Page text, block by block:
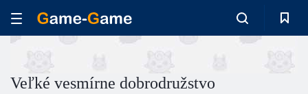
Veľké vesmírne dobrodružstvo